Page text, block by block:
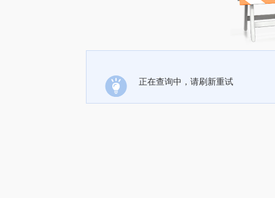
正在查询中，请刷新重试